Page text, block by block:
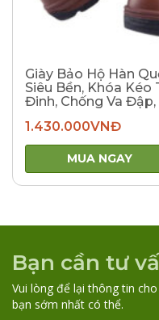
Giày Bảo Hộ Hàn
Siêu Bền, Khóa Kéo
Đinh, Chống Va
1.430.000VNĐ
MUA NGAY
Bạn cần tư
Vui lòng để lại thông tin
bạn sớm nhất có thể.